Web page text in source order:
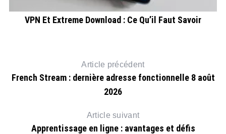
VPN Et Extreme Download : Ce Qu’il Faut Savoir
Article précédent
French Stream : dernière adresse fonctionnelle 8 août
2026
Article suivant
Apprentissage en ligne : avantages et défis